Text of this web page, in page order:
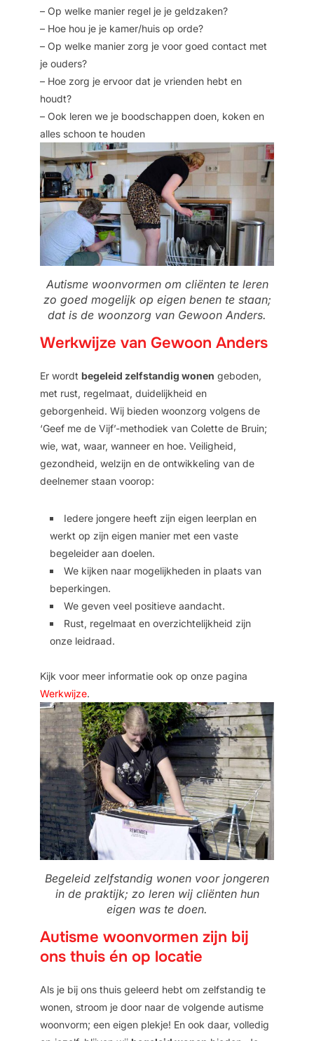
– Op welke manier regel je je geldzaken?
– Hoe hou je je kamer/huis op orde?
– Op welke manier zorg je voor goed contact met
je ouders?
– Hoe zorg je ervoor dat je vrienden hebt en
houdt?
– Ook leren we je boodschappen doen, koken en
alles schoon te houden
Autisme woonvormen om cliënten te leren
zo goed mogelijk op eigen benen te staan;
dat is de woonzorg van Gewoon Anders.
Werkwijze van Gewoon Anders
Er wordt begeleid zelfstandig wonen geboden,
met rust, regelmaat, duidelijkheid en
geborgenheid. Wij bieden woonzorg volgens de
‘Geef me de Vijf’-methodiek van Colette de Bruin;
wie, wat, waar, wanneer en hoe. Veiligheid,
gezondheid, welzijn en de ontwikkeling van de
deelnemer staan voorop:
Iedere jongere heeft zijn eigen leerplan en
werkt op zijn eigen manier met een vaste
begeleider aan doelen.
We kijken naar mogelijkheden in plaats van
beperkingen.
We geven veel positieve aandacht.
Rust, regelmaat en overzichtelijkheid zijn
onze leidraad.
Kijk voor meer informatie ook op onze pagina
Werkwijze.
Begeleid zelfstandig wonen voor jongeren
in de praktijk; zo leren wij cliënten hun
eigen was te doen.
Autisme woonvormen zijn bij
ons thuis én op locatie
Als je bij ons thuis geleerd hebt om zelfstandig te
wonen, stroom je door naar de volgende autisme
woonvorm; een eigen plekje! En ook daar, volledig